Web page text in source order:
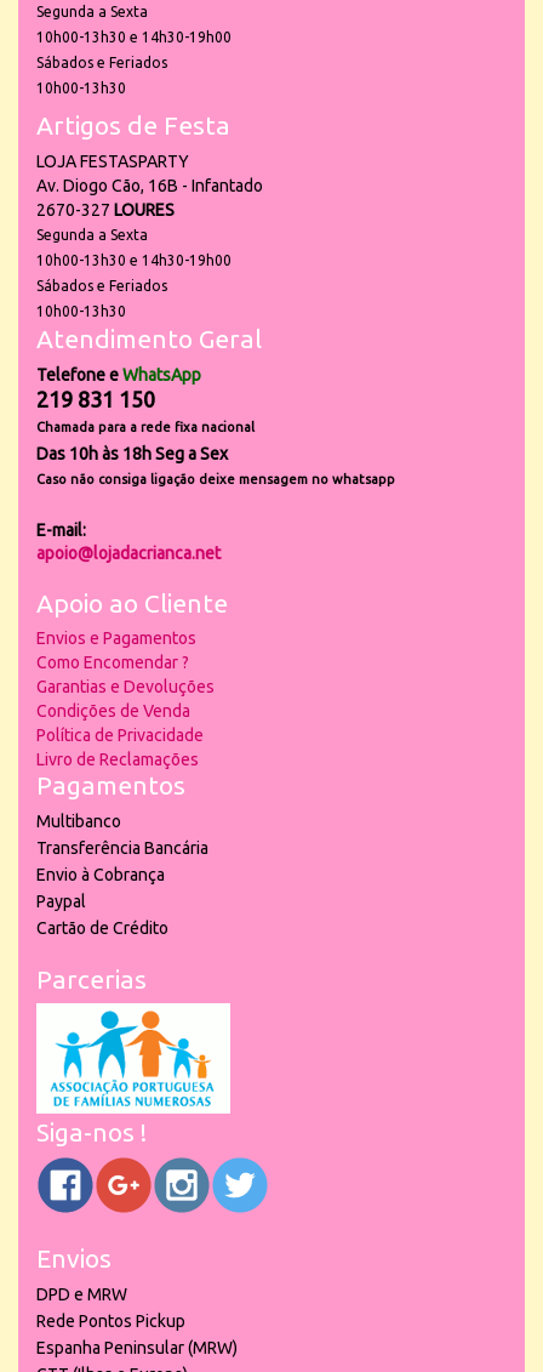
Segunda a Sexta
10h00-13h30 e 14h30-19h00
Sábados e Feriados
10h00-13h30
Artigos de Festa
LOJA FESTASPARTY
Av. Diogo Cão, 16B - Infantado
2670-327 LOURES
Segunda a Sexta
10h00-13h30 e 14h30-19h00
Sábados e Feriados
10h00-13h30
Atendimento Geral
Telefone eWhatsApp
219 831 150
Chamada para a rede fixa nacional
Das 10h às 18h Seg a Sex
Caso não consiga ligação deixe mensagem no whatsapp
E-mail:
apoio@lojadacrianca.net
Apoio ao Cliente
Envios e Pagamentos
Como Encomendar ?
Garantias e Devoluções
Condições de Venda
Política de Privacidade
Livro de Reclamações
Pagamentos
Multibanco
Transferência Bancária
Envio à Cobrança
Paypal
Cartão de Crédito
Parcerias
Siga-nos !
Envios
DPD e MRW
Rede Pontos Pickup
Espanha Peninsular (MRW)